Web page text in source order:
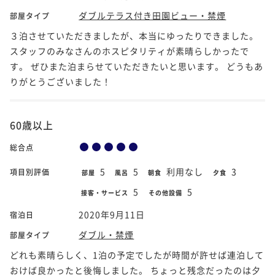
部屋タイプ
ダブルテラス付き田園ビュー・禁煙
３泊させていただきましたが、本当にゆったりできました。
スタッフのみなさんのホスピタリティが素晴らしかったで
す。 ぜひまた泊まらせていただきたいと思います。 どうもあ
りがとうございました！
60歳以上
総合点
項目別評価 部屋 5 風呂 5 朝食 利用なし 夕食 3
接客・サービス 5 その他設備 5
宿泊日 2020年9月11日
部屋タイプ
ダブル・禁煙
どれも素晴らしく、1泊の予定でしたが時間が許せば連泊して
おけば良かったと後悔しました。 ちょっと残念だったのは夕